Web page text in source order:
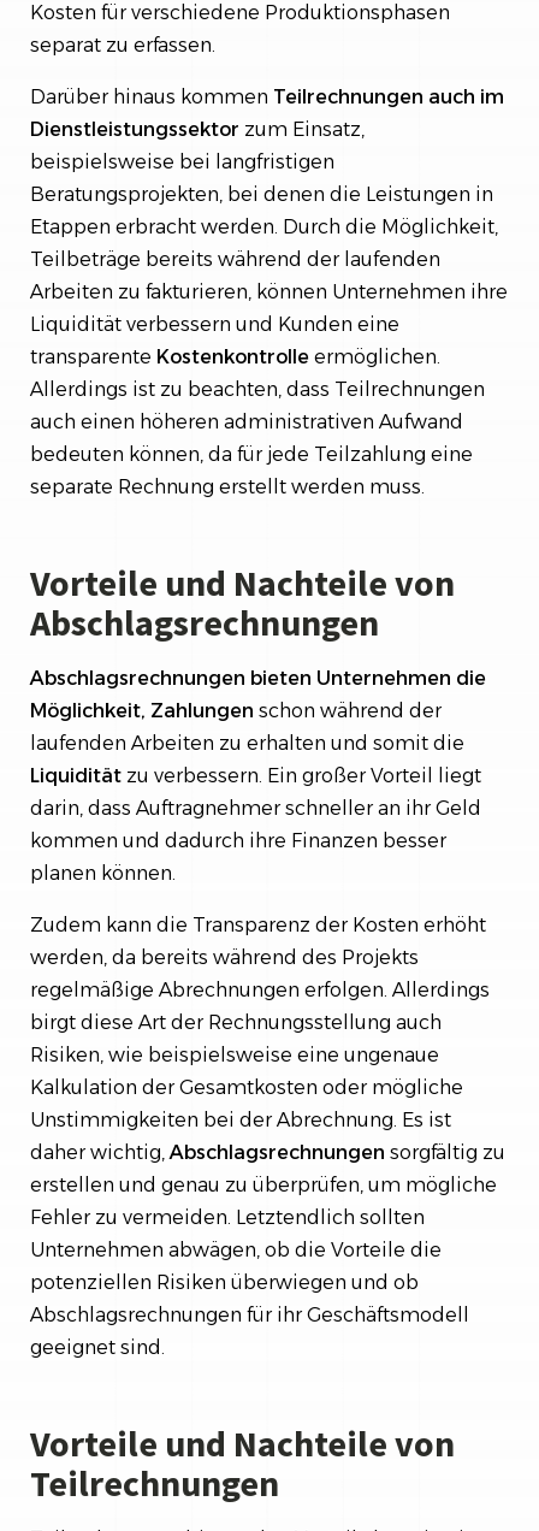
Kosten für verschiedene Produktionsphasen
separat zu erfassen.
Darüber hinaus kommen Teilrechnungen auch im
Dienstleistungssektor zum Einsatz,
beispielsweise bei langfristigen
Beratungsprojekten, bei denen die Leistungen in
Etappen erbracht werden. Durch die Möglichkeit,
Teilbeträge bereits während der laufenden
Arbeiten zu fakturieren, können Unternehmen ihre
Liquidität verbessern und Kunden eine
transparente Kostenkontrolle ermöglichen.
Allerdings ist zu beachten, dass Teilrechnungen
auch einen höheren administrativen Aufwand
bedeuten können, da für jede Teilzahlung eine
separate Rechnung erstellt werden muss.
Vorteile und Nachteile von
Abschlagsrechnungen
Abschlagsrechnungen bieten Unternehmen die
Möglichkeit, Zahlungen schon während der
laufenden Arbeiten zu erhalten und somit die
Liquidität zu verbessern. Ein großer Vorteil liegt
darin, dass Auftragnehmer schneller an ihr Geld
kommen und dadurch ihre Finanzen besser
planen können.
Zudem kann die Transparenz der Kosten erhöht
werden, da bereits während des Projekts
regelmäßige Abrechnungen erfolgen. Allerdings
birgt diese Art der Rechnungsstellung auch
Risiken, wie beispielsweise eine ungenaue
Kalkulation der Gesamtkosten oder mögliche
Unstimmigkeiten bei der Abrechnung. Es ist
daher wichtig,Abschlagsrechnungen sorgfältig zu
erstellen und genau zu überprüfen, um mögliche
Fehler zu vermeiden. Letztendlich sollten
Unternehmen abwägen, ob die Vorteile die
potenziellen Risiken überwiegen und ob
Abschlagsrechnungen für ihr Geschäftsmodell
geeignet sind.
Vorteile und Nachteile von
Teilrechnungen